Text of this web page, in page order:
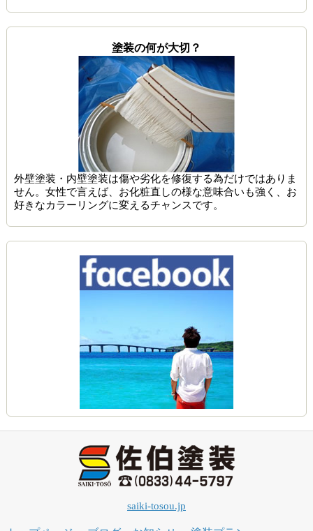
塗装の何が大切？
外壁塗装・内壁塗装は傷や劣化を修復する為だけではありま
せん。女性で言えば、お化粧直しの様な意味合いも強く、お
好きなカラーリングに変えるチャンスです。
saiki-tosou.jp